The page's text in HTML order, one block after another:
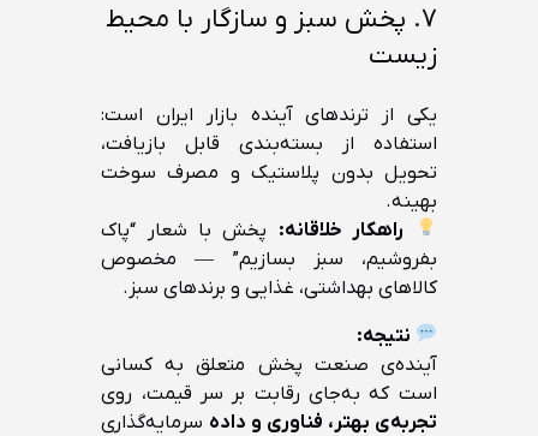
۷. پخش سبز و سازگار با محیط
زیست
یکی از ترندهای آینده بازار ایران است:
استفاده از بسته‌بندی قابل بازیافت،
تحویل بدون پلاستیک و مصرف سوخت
بهینه.
راهکار خلاقانه: پخش با شعار “پاک
بفروشیم، سبز بسازیم” — مخصوص
کالاهای بهداشتی، غذایی و برندهای سبز.
نتیجه:
آینده‌ی صنعت پخش متعلق به کسانی
است که به‌جای رقابت بر سر قیمت، روی
تجربه‌ی بهتر، فناوری و داده سرمایه‌گذاری